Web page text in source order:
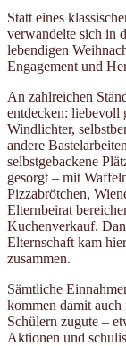
Statt eines
verwandelte sich in
lebendigen
Engagement und
An zahlreichen
entdecken: liebevoll
Windlichter,
andere
selbstgebackene
gesorgt – mit
Pizzabrötchen,
Elternbeirat
Kuchenverkauf.
Elternschaft kam
zusammen.
Sämtliche
kommen damit
Schülern zugute –
Aktionen und